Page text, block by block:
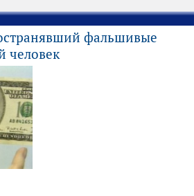
фальшивые
человек